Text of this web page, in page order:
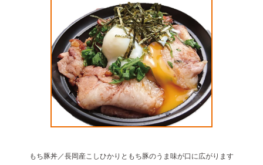
もち豚丼／長岡産こしひかりともち豚のうま味が口に広がります